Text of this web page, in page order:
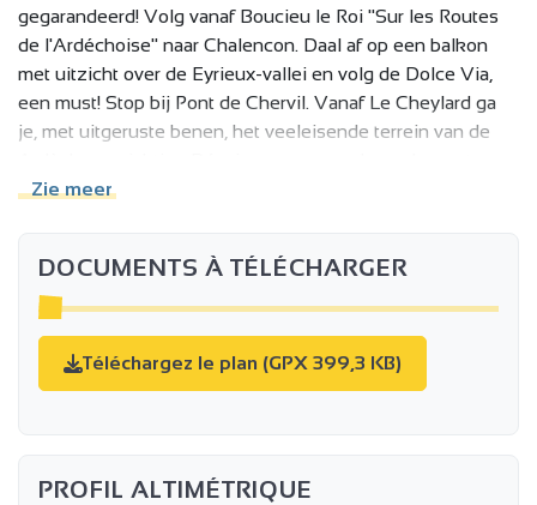
gegarandeerd! Volg vanaf Boucieu le Roi "Sur les Routes
de l'Ardéchoise" naar Chalencon. Daal af op een balkon
met uitzicht over de Eyrieux-vallei en volg de Dolce Via,
een must! Stop bij Pont de Chervil. Vanaf Le Cheylard ga
je, met uitgeruste benen, het veeleisende terrein van de
voordat je aan boord gaat van de "®Train de l'Ardèche"
Zie meer
DOCUMENTS À TÉLÉCHARGER
Téléchargez le plan (GPX 399,3 KB)
PROFIL ALTIMÉTRIQUE